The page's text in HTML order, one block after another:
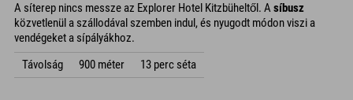
A síterep nincs messze az Explorer Hotel Kitzbüheltől. Asíbusz
közvetlenül a szállodával szemben indul, és nyugodt módon viszi a
vendégeket a sípályákhoz.
Távolság
900 méter 13 perc séta